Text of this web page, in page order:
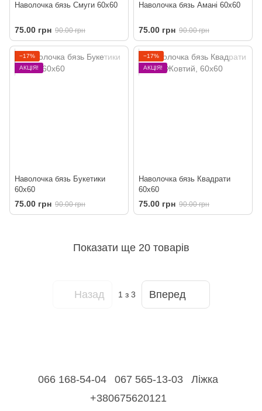
Наволочка бязь Смуги 60х60
75.00 грн 90.00 грн
Наволочка бязь Амані 60х60
75.00 грн 90.00 грн
−17%
АКЦІЯ!
Наволочка бязь Букетики
60х60
75.00 грн 90.00 грн
−17%
АКЦІЯ!
Наволочка бязь Квадрати
60х60
75.00 грн 90.00 грн
Показати ще 20 товарів
Назад 1 з 3 Вперед
066 168-54-04 067 565-13-03
Ліжка
+380675620121